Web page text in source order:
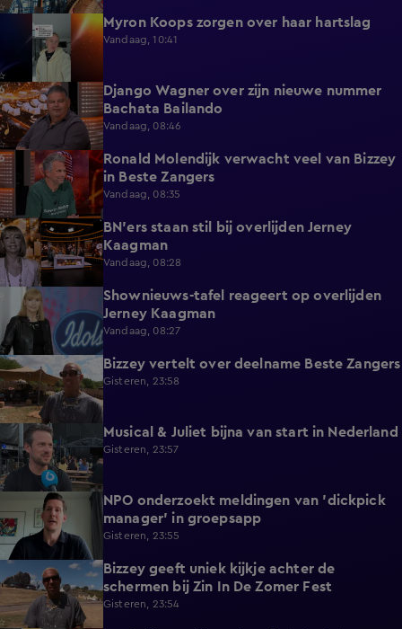
Myron Koops zorgen over haar hartslag
Vandaag, 10:41
2:28
Django Wagner over zijn nieuwe nummer
Bachata Bailando
Vandaag, 08:46
0:39
Ronald Molendijk verwacht veel van Bizzey
in Beste Zangers
Vandaag, 08:35
3:44
BN'ers staan stil bij overlijden Jerney
Kaagman
Vandaag, 08:28
5:12
Shownieuws-tafel reageert op overlijden
Jerney Kaagman
Vandaag, 08:27
1:14 Bizzey vertelt over deelname Beste Zangers
Gisteren, 23:58
1:11 Musical & Juliet bijna van start in Nederland
Gisteren, 23:57
NPO onderzoekt meldingen van 'dickpick
manager' in groepsapp
Gisteren, 23:55
1:32
Bizzey geeft uniek kijkje achter de
schermen bij Zin In De Zomer Fest
Gisteren, 23:54